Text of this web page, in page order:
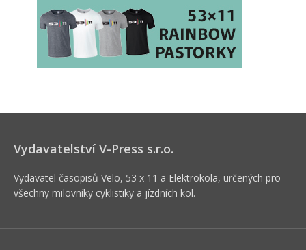
Vydavatelství V-Press s.r.o.
Vydavatel časopisů Velo, 53 x 11 a Elektrokola, určených pro
všechny milovníky cyklistiky a jízdních kol.